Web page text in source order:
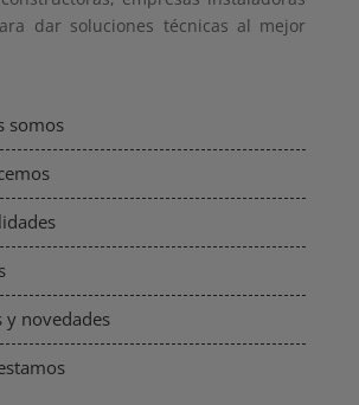
dar soluciones técnicas al mejor
somos
y novedades